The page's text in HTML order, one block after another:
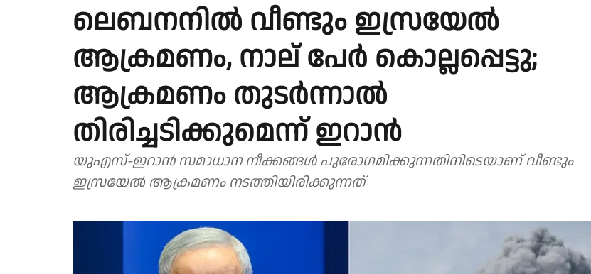
ലെബനനില്‍ വീണ്ടും ഇസ്രയേല്‍
ആക്രമണം, നാല് പേര്‍ കൊല്ലപ്പെട്ടു;
ആക്രമണം തുടര്‍ന്നാല്‍
തിരിച്ചടിക്കുമെന്ന് ഇറാന്‍
യുഎസ്-ഇറാന്‍ സമാധാന നീക്കങ്ങള്‍ പുരോഗമിക്കുന്നതിനിടെയാണ് വീണ്ടും
ഇസ്രയേൽ ആക്രമണം നടത്തിയിരിക്കുന്നത്